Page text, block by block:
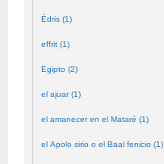
Édris (1)
effrit (1)
Egipto (2)
el ajuar (1)
el amanecer en el Mataré (1)
el Apolo sirio o el Baal fenicio (1)